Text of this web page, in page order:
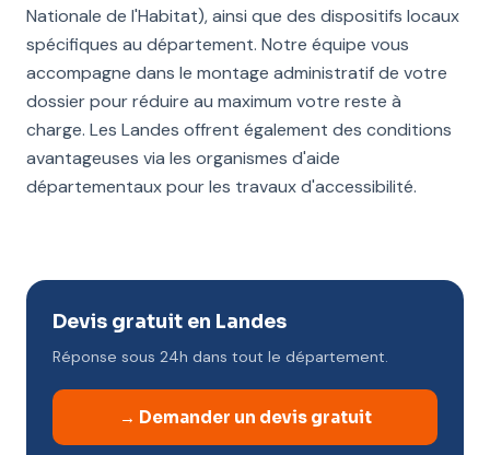
Nationale de l'Habitat), ainsi que des dispositifs locaux
spécifiques au département. Notre équipe vous
accompagne dans le montage administratif de votre
dossier pour réduire au maximum votre reste à
charge. Les Landes offrent également des conditions
avantageuses via les organismes d'aide
départementaux pour les travaux d'accessibilité.
Devis gratuit en Landes
Réponse sous 24h dans tout le département.
→ Demander un devis gratuit